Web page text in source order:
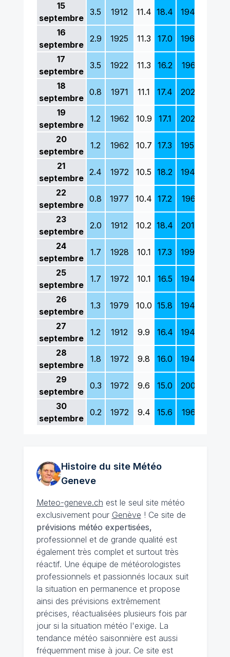
15
septembre
3.5 1912 11.4 18.4 1945
16
septembre
2.9 1925 11.3 17.0 1964
17
septembre
3.5 1922 11.3 16.2 1961
18
septembre
0.8 1971 11.1 17.4 2023
19
septembre
1.2 1962 10.9 17.1 2020
20
septembre
1.2 1962 10.7 17.3 1954
21
septembre
2.4 1972 10.5 18.2 1940
22
septembre
0.8 1977 10.4 17.2 1961
23
septembre
2.0 1912 10.2 18.4 2018
24
septembre
1.7 1928 10.1 17.3 1999
25
septembre
1.7 1972 10.1 16.5 1949
26
septembre
1.3 1979 10.0 15.8 1949
27
septembre
1.2 1912 9.9 16.4 1949
28
septembre
1.8 1972 9.8 16.0 1949
29
septembre
0.3 1972 9.6 15.0 2005
30
septembre
0.2 1972 9.4 15.6 1961
Histoire du site Météo
Geneve
Meteo-geneve.ch est le seul site météo
exclusivement pour Genève ! Ce site de
prévisions météo expertisées,
professionnel et de grande qualité est
également très complet et surtout très
réactif. Une équipe de météorologistes
professionnels et passionnés locaux suit
la situation en permanence et propose
ainsi des prévisions extrêmement
précises, réactualisées plusieurs fois par
jour si la situation météo l'exige. La
tendance météo saisonnière est aussi
fréquemment mise à jour. Ce site est